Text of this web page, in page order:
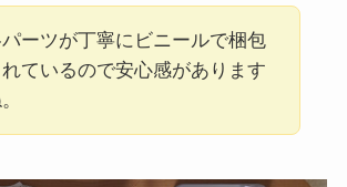
ーツが丁寧にビニールで梱包
れているので安心感があります